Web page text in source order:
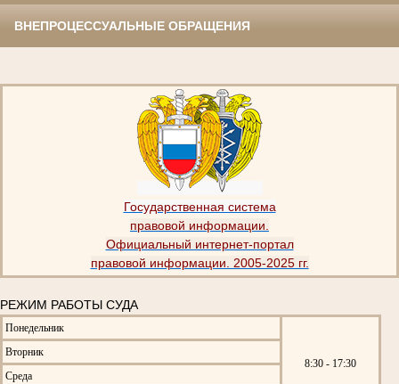
ВНЕПРОЦЕССУАЛЬНЫЕ ОБРАЩЕНИЯ
Государственная система
правовой информации.
Официальный интернет-портал
правовой информации. 2005-2025 гг.
РЕЖИМ РАБОТЫ СУДА
Понедельник
8:30 - 17:30
Вторник
Среда